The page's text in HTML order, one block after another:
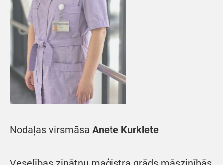
Nodaļas virsmāsa Anete Kurklete